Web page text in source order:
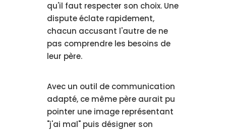
qu'il faut respecter son choix. Une
dispute éclate rapidement,
chacun accusant l'autre de ne
pas comprendre les besoins de
leur père.
Avec un outil de communication
adapté, ce même père aurait pu
pointer une image représentant
"j'ai mal" puis désigner son